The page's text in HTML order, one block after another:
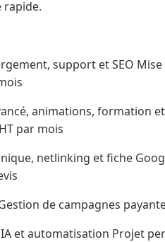
rapide.
support et SEO
animations, formation
par mois
netlinking et fiche
de campagnes
et automatisation Projet